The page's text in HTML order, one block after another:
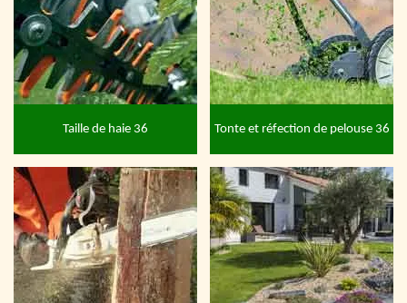
Taille de haie 36 Tonte et réfection de pelouse 36